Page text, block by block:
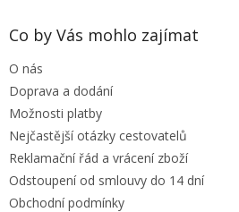
Co by Vás mohlo zajímat
O nás
Doprava a dodání
Možnosti platby
Nejčastější otázky cestovatelů
Reklamační řád a vrácení zboží
Odstoupení od smlouvy do 14 dní
Obchodní podmínky